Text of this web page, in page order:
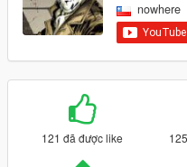
nowhere
121 đã được like